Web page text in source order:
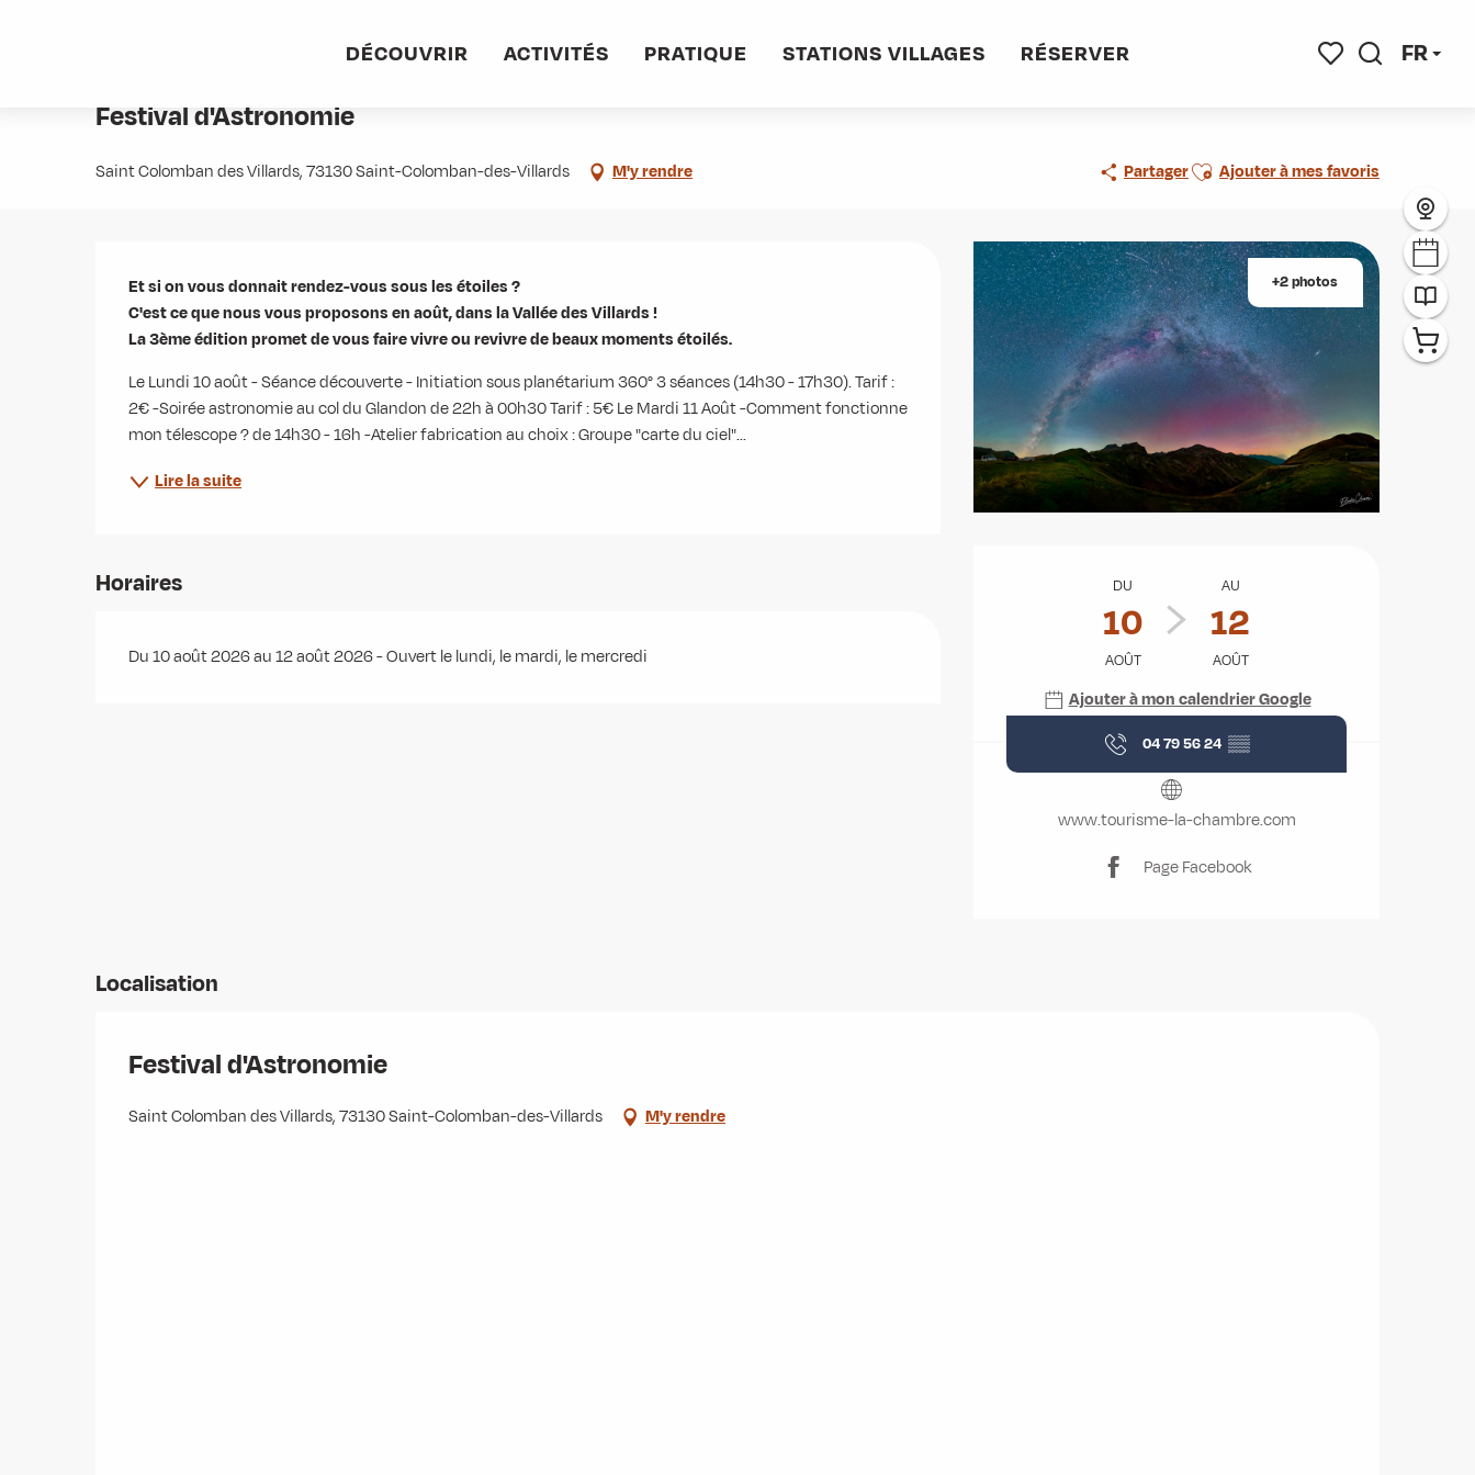
FR
DÉCOUVRIR ACTIVITÉS PRATIQUE STATIONS VILLAGES RÉSERVER
Festival d'Astronomie
Saint Colomban des Villards, 73130 Saint-Colomban-des-Villards M'y rendre PartagerAjouter aux favoris
Ajouter à mes favoris
+2 photos
Ouverture et coordonnées
DU
10
AOÛT
AU
12
AOÛT
Ajouter à mon calendrier Google
04 79 56 24 ▒▒
www.tourisme-la-chambre.com
Page Facebook
Description
Et si on vous donnait rendez-vous sous les étoiles ?
C'est ce que nous vous proposons en août, dans la Vallée des Villards !
La 3ème édition promet de vous faire vivre ou revivre de beaux moments étoilés.
Le Lundi 10 août - Séance découverte - Initiation sous planétarium 360° 3 séances (14h30 - 17h30). Tarif :
2€ -Soirée astronomie au col du Glandon de 22h à 00h30 Tarif : 5€ Le Mardi 11 Août -Comment fonctionne
mon télescope ? de 14h30 - 16h -Atelier fabrication au choix : Groupe "carte du ciel"...
Lire la suite
Horaires
Du 10 août 2026 au 12 août 2026 - Ouvert le lundi, le mardi, le mercredi
Localisation
Festival d'Astronomie
Saint Colomban des Villards, 73130 Saint-Colomban-des-Villards M'y rendre